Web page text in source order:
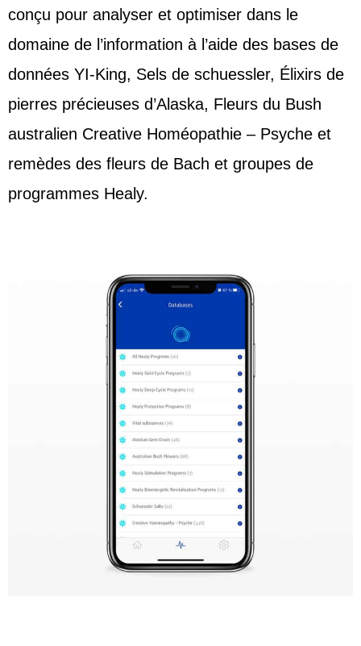
conçu pour analyser et optimiser dans le
domaine de l’information à l’aide des bases de
données YI-King, Sels de schuessler, Élixirs de
pierres précieuses d’Alaska, Fleurs du Bush
australien Creative Homéopathie – Psyche et
remèdes des fleurs de Bach et groupes de
programmes Healy.